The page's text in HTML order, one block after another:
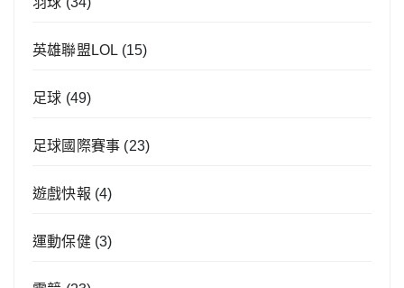
英雄聯盟LOL (15)
足球 (49)
足球國際賽事 (23)
遊戲快報 (4)
運動保健(3)